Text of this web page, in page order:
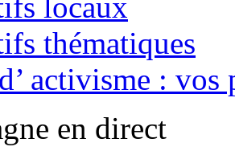
thématiques
activisme : vos
en direct